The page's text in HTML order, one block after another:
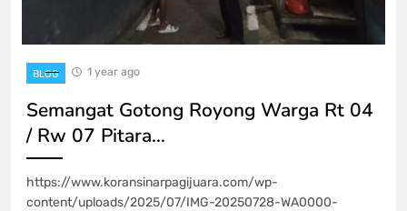
BLOG 1 year ago
Semangat Gotong Royong Warga Rt 04
/ Rw 07 Pitara…
https://www.koransinarpagijuara.com/wp-
content/uploads/2025/07/IMG-20250728-WA0000-